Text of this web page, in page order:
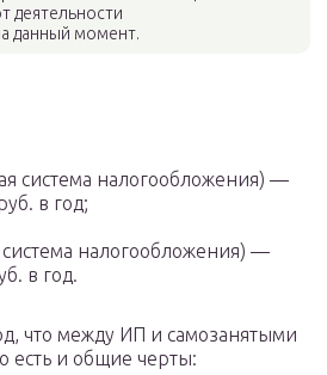
деятельности
данный момент.
система налогообложения) —
в год;
налогообложения) —
в год.
что между ИП и самозанятыми
есть и общие черты: